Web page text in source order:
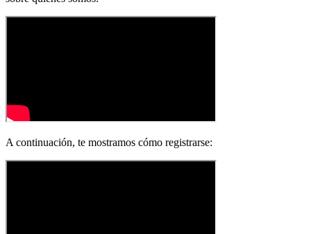
A continuación, te mostramos cómo registrarse: